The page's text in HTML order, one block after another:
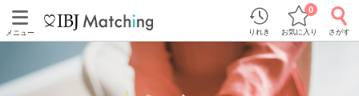
メニュー りれき お気に入り
0
さがす